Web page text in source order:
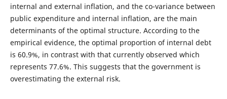
internal and external inflation, and the co-variance between
public expenditure and internal inflation, are the main
determinants of the optimal structure. According to the
empirical evidence, the optimal proportion of internal debt
is 60.9%, in contrast with that currently observed which
represents 77.6%. This suggests that the government is
overestimating the external risk.